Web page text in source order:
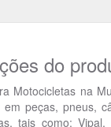
do
Motocicletas na
peças, pneus,
tais como: